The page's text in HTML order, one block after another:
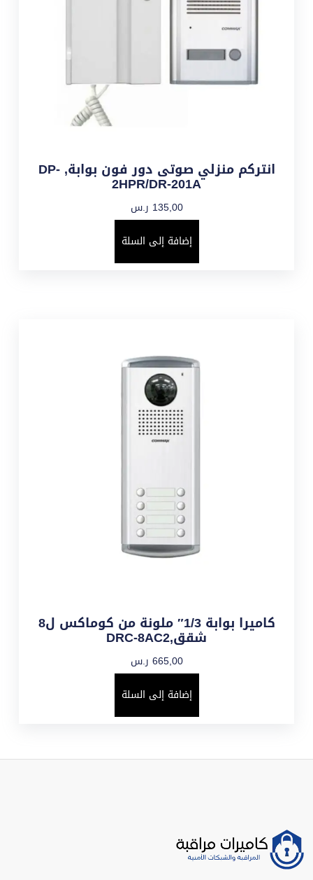
انتركم منزلي صوتى دور فون بوابة, DP-
2HPR/DR-201A
135,00 ر.س
إضافة إلى السلة
كاميرا بوابة 1/3″ ملونة من كوماكس ل8
شقق,DRC-8AC2
665,00 ر.س
إضافة إلى السلة